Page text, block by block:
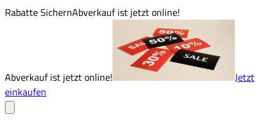
Rabatte SichernAbverkauf ist jetzt online!
Abverkauf ist jetzt online!
Jetzt
einkaufen